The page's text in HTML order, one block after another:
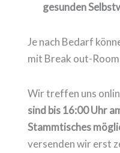
gesunden
Je nach Bedarf
mit Break out-
Wir treffen uns
sind bis 16:00 Uhr
Stammtisches
versenden wir erst